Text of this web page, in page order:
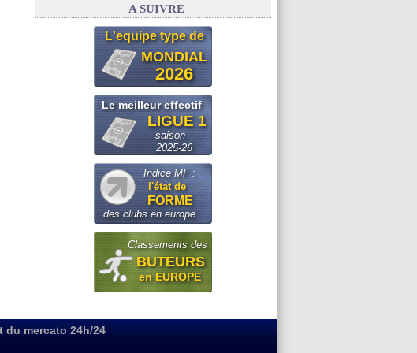
A SUIVRE
L'equipe type de
MONDIAL
2026
Le meilleur effectif
LIGUE 1
saison
2025-26
Indice MF :
l'état de
FORME
des clubs en europe
Classements des
BUTEURS
en EUROPE
mercato 24h/24